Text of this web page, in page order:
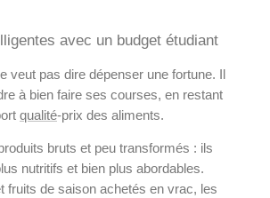
avec un budget étudiant
veut pas dire dépenser une fortune. Il
à bien faire ses courses, en restant
qualité-prix des aliments.
bruts et peu transformés : ils
nutritifs et bien plus abordables.
fruits de saison achetés en vrac, les